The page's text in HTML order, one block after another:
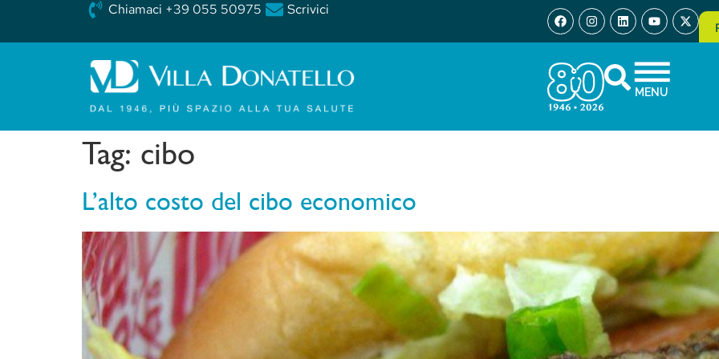
Chiamaci +39 055 50975 Scrivici
MENU
Tag: cibo
L’alto costo del cibo economico